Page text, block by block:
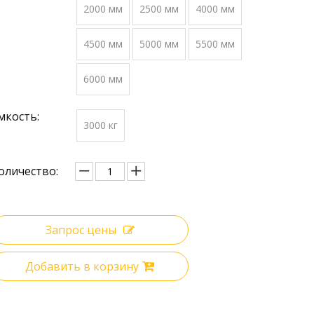
2000 мм 2500 мм 4000 мм
4500 мм 5000 мм 5500 мм
6000 мм
3000 кг
Запрос цены
Добавить в корзину